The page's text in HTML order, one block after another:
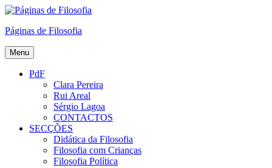
Skip
content
Páginas de Filosofia
Menu
PdF
Clara Pereira
Rui Areal
Sérgio Lagoa
CONTACTOS
SECÇÕES
Didática da Filosofia
Filosofia com Crianças
Filosofia Política